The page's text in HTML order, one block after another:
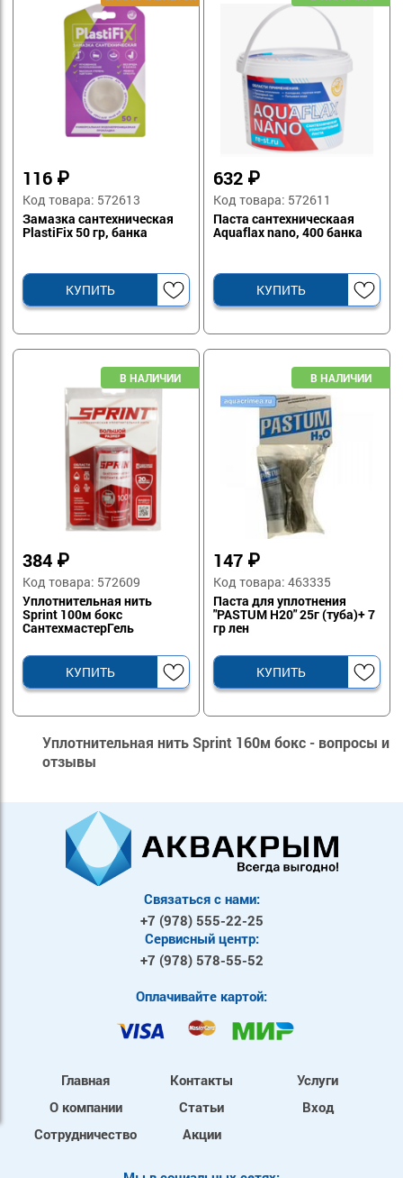
116 ₽
Код товара: 572613
Замазка сантехническая
PlastiFix 50 гр, банка
КУПИТЬ
632 ₽
Код товара: 572611
Паста сантехническаая
Aquaflax nano, 400 банка
КУПИТЬ
384 ₽
Код товара: 572609
Уплотнительная нить
Sprint 100м бокс
СантехмастерГель
КУПИТЬ
147 ₽
Код товара: 463335
Паста для уплотнения
"PASTUM H20" 25г (туба)+ 7
гр лен
КУПИТЬ
Уплотнительная нить Sprint 160м бокс - вопросы и
отзывы
Связаться с нами:
+7 (978) 555-22-25
Сервисный центр:
+7 (978) 578-55-52
Оплачивайте картой:
Главная
О компании
Сотрудничество
Контакты
Статьи
Акции
Услуги
Вход